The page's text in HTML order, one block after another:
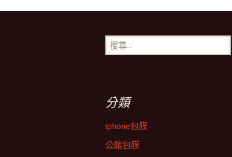
章
搜
尋
分類
iphone包膜
公館包膜